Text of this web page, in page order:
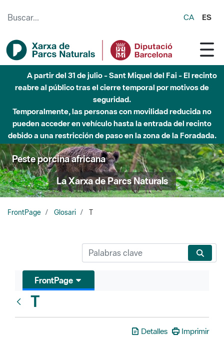
CA ES
A partir del 31 de julio - Sant Miquel del Fai - El recinto
reabre al público tras el cierre temporal por motivos de
seguridad.
Temporalmente, las personas con movilidad reducida no
pueden acceder en vehículo hasta la entrada del recinto
debido a una restricción de paso en la zona de la Foradada.
Peste porcina africana
La Xarxa de Parcs Naturals
FrontPage Glosari T
FrontPage
T
Detalles Imprimir